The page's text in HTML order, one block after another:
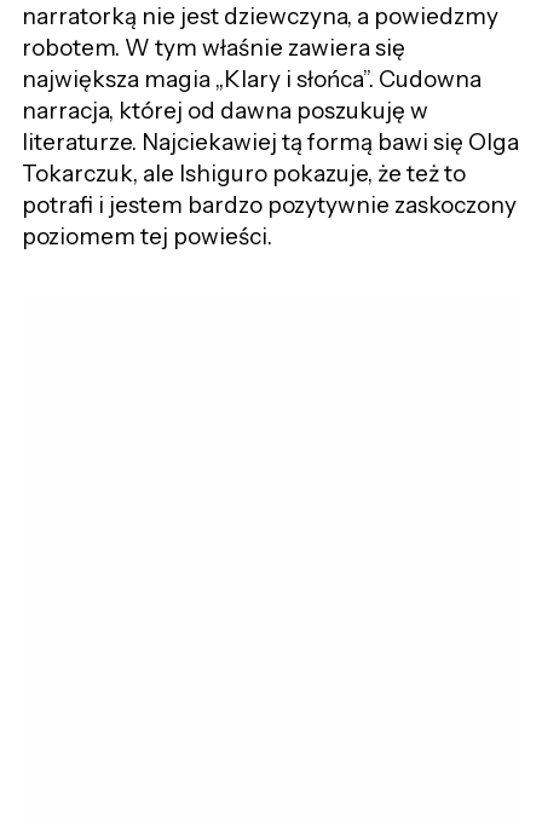
narratorką nie jest dziewczyna, a powiedzmy
robotem. W tym właśnie zawiera się
największa magia „Klary i słońca”. Cudowna
narracja, której od dawna poszukuję w
literaturze. Najciekawiej tą formą bawi się Olga
Tokarczuk, ale Ishiguro pokazuje, że też to
potrafi i jestem bardzo pozytywnie zaskoczony
poziomem tej powieści.